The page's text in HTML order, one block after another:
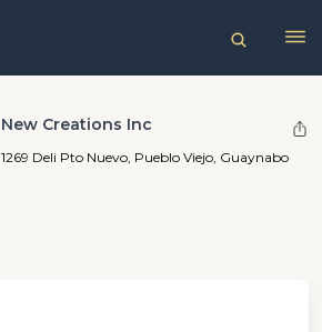
New Creations Inc
1269 Deli Pto Nuevo, Pueblo Viejo, Guaynabo